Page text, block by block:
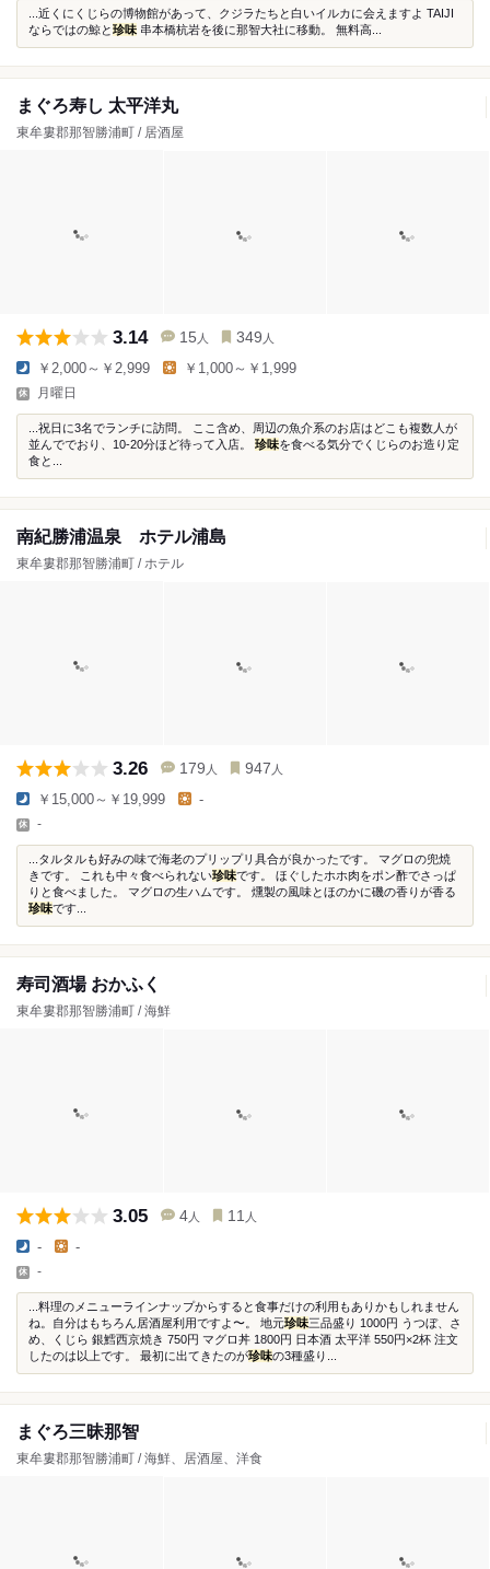
...近くにくじらの博物館があって、クジラたちと白いイルカに会えますよ TAIJI
ならではの鯨と珍味 串本橋杭岩を後に那智大社に移動。 無料高...
まぐろ寿し 太平洋丸
東牟婁郡那智勝浦町 / 居酒屋
3.14 15 人 349 人
￥2,000～￥2,999 ￥1,000～￥1,999
月曜日
...祝日に3名でランチに訪問。 ここ含め、周辺の魚介系のお店はどこも複数人が
並んででおり、10-20分ほど待って入店。 珍味を食べる気分でくじらのお造り定
食と...
南紀勝浦温泉 ホテル浦島
東牟婁郡那智勝浦町 / ホテル
3.26 179 人 947 人
￥15,000～￥19,999 -
-
...タルタルも好みの味で海老のプリップリ具合が良かったです。 マグロの兜焼
きです。 これも中々食べられない珍味です。 ほぐしたホホ肉をポン酢でさっぱ
りと食べました。 マグロの生ハムです。 燻製の風味とほのかに磯の香りが香る
珍味です...
寿司酒場 おかふく
東牟婁郡那智勝浦町 / 海鮮
3.05 4 人 11 人
- -
-
...料理のメニューラインナップからすると食事だけの利用もありかもしれません
ね。自分はもちろん居酒屋利用ですよ〜。 地元珍味三品盛り 1000円 うつぼ、さ
め、くじら 銀鱈西京焼き 750円 マグロ丼 1800円 日本酒 太平洋 550円×2杯 注文
したのは以上です。 最初に出てきたのが珍味の3種盛り...
まぐろ三昧那智
東牟婁郡那智勝浦町 / 海鮮、居酒屋、洋食